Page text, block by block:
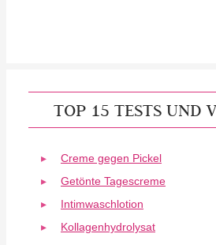
TOP 15 TESTS UND
Creme gegen Pickel
Getönte Tagescreme
Intimwaschlotion
Kollagenhydrolysat